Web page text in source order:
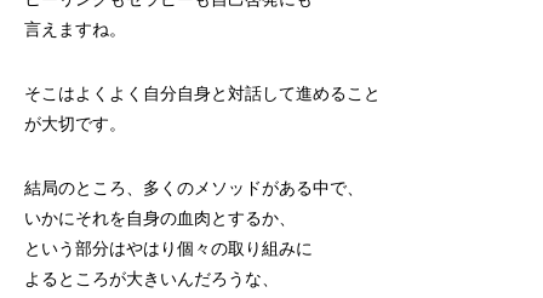
言えますね。
そこはよくよく自分自身と対話して進めること
が大切です。
結局のところ、多くのメソッドがある中で、
いかにそれを自身の血肉とするか、
という部分はやはり個々の取り組みに
よるところが大きいんだろうな、